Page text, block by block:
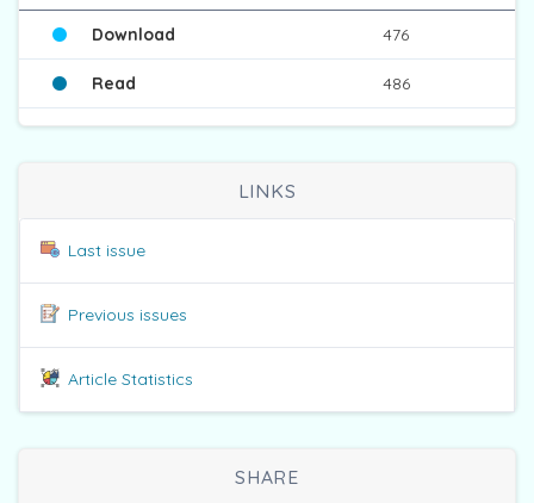
Download 476
Read 486
LINKS
Last issue
Previous issues
Article Statistics
SHARE